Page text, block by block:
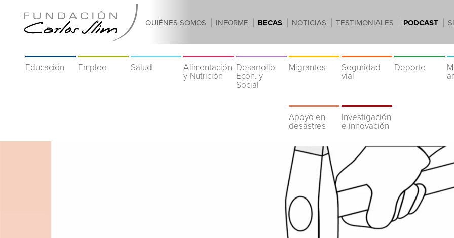
QUIÉNES SOMOS INFORME BECAS NOTICIAS TESTIMONIALES PODCAST
Educación Empleo Salud
Alimentación
y Nutrición
Desarrollo
Econ. y
Social
Migrantes
Seguridad
vial
Deporte
Apoyo en
desastres
Investigación
e innovación